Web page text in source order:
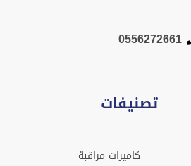
0556272661
تصنيفات
كاميرات مراقبة